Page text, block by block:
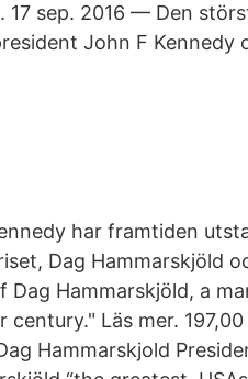
17 sep. 2016 — Den
John F Kennedy
har framtiden
Dag Hammarskjöld
Hammarskjöld, a
Läs mer. 197,00
Hammarskjold